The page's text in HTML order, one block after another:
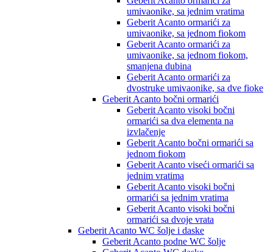
umivaonike, sa jednim vratima
Geberit Acanto ormarići za
umivaonike, sa jednom fiokom
Geberit Acanto ormarići za
umivaonike, sa jednom fiokom,
smanjena dubina
Geberit Acanto ormarići za
dvostruke umivaonike, sa dve fioke
Geberit Acanto bočni ormarići
Geberit Acanto visoki bočni
ormarići sa dva elementa na
izvlačenje
Geberit Acanto bočni ormarići sa
jednom fiokom
Geberit Acanto viseći ormarići sa
jednim vratima
Geberit Acanto visoki bočni
ormarići sa jednim vratima
Geberit Acanto visoki bočni
ormarići sa dvoje vrata
Geberit Acanto WC šolje i daske
Geberit Acanto podne WC šolje